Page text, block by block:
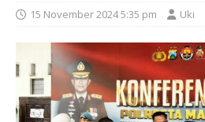
15 November 2024 5:35 pm Uki